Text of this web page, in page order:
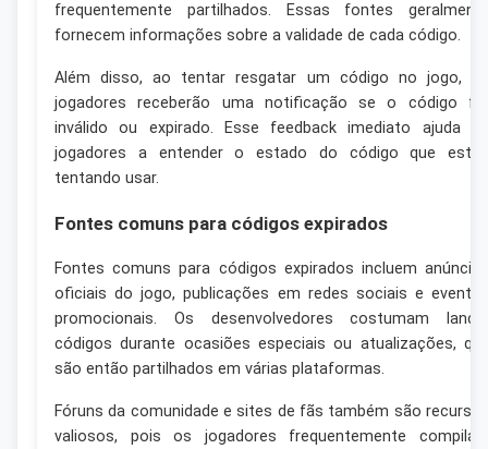
frequentemente partilhados. Essas fontes
fornecem informações sobre a validade de cada código.
Além disso, ao tentar resgatar um código no jogo,
jogadores receberão uma notificação se o código
inválido ou expirado. Esse feedback imediato ajuda
jogadores a entender o estado do código que
tentando usar.
Fontes comuns para códigos expirados
Fontes comuns para códigos expirados incluem
oficiais do jogo, publicações em redes sociais e
promocionais. Os desenvolvedores costumam
códigos durante ocasiões especiais ou atualizações,
são então partilhados em várias plataformas.
Fóruns da comunidade e sites de fãs também são
valiosos, pois os jogadores frequentemente